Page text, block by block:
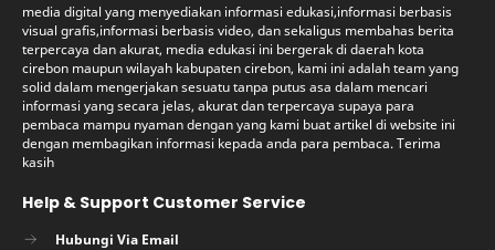
media digital yang menyediakan informasi edukasi,informasi berbasis
visual grafis,informasi berbasis video, dan sekaligus membahas berita
terpercaya dan akurat, media edukasi ini bergerak di daerah kota
cirebon maupun wilayah kabupaten cirebon, kami ini adalah team yang
solid dalam mengerjakan sesuatu tanpa putus asa dalam mencari
informasi yang secara jelas, akurat dan terpercaya supaya para
pembaca mampu nyaman dengan yang kami buat artikel di website ini
dengan membagikan informasi kepada anda para pembaca. Terima
kasih
Help & Support Customer Service
Hubungi Via Email